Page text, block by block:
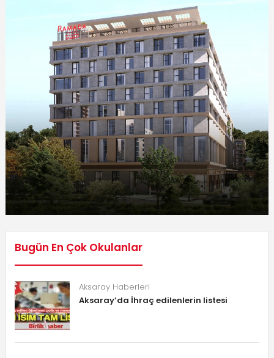
Bugün En Çok Okulanlar
Aksaray Haberleri
Aksaray’da İhraç edilenlerin listesi